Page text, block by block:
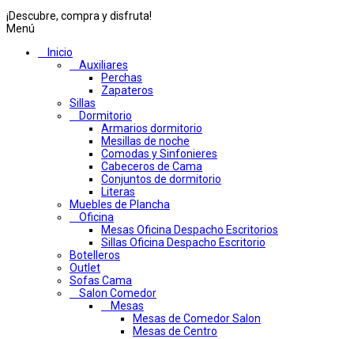
¡Descubre, compra y disfruta!
Menú
Inicio
Auxiliares
Perchas
Zapateros
Sillas
Dormitorio
Armarios dormitorio
Mesillas de noche
Comodas y Sinfonieres
Cabeceros de Cama
Conjuntos de dormitorio
Literas
Muebles de Plancha
Oficina
Mesas Oficina Despacho Escritorios
Sillas Oficina Despacho Escritorio
Botelleros
Outlet
Sofas Cama
Salon Comedor
Mesas
Mesas de Comedor Salon
Mesas de Centro